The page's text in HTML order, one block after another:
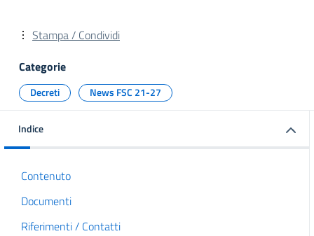
Stampa / Condividi
Categorie
Decreti News FSC 21-27
Indice
Contenuto
Documenti
Riferimenti / Contatti